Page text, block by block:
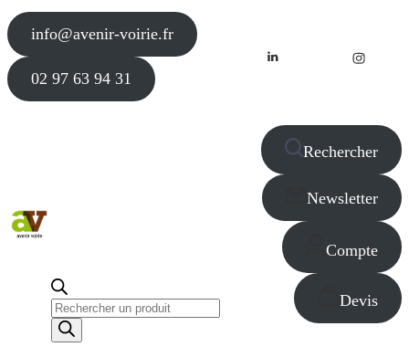
info@avenir-voirie.fr
02 97 63 94 31
Recherche
de
produits
Rechercher
Newsletter
Compte
Devis